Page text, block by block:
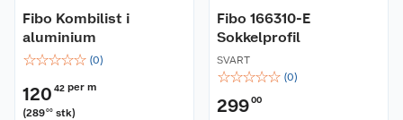
Fibo Kombilist i
aluminium
☆☆☆☆☆ (0)
120 42 per m
(28900 stk)
Fibo 166310-E
Sokkelprofil
SVART
☆☆☆☆☆ (0)
29900